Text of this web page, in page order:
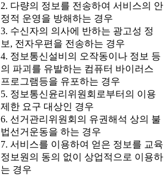
2. 다량의 정보를 전송하여 서비스의 안
정적 운영을 방해하는 경우
3. 수신자의 의사에 반하는 광고성 정
보, 전자우편을 전송하는 경우
4. 정보통신설비의 오작동이나 정보 등
의 파괴를 유발하는 컴퓨터 바이러스
프로그램등을 유포하는 경우
5. 정보통신윤리위원회로부터의 이용
제한 요구 대상인 경우
6. 선거관리위원회의 유권해석 상의 불
법선거운동을 하는 경우
7. 서비스를 이용하여 얻은 정보를 교육
정보원의 동의 없이 상업적으로 이용하
는 경우